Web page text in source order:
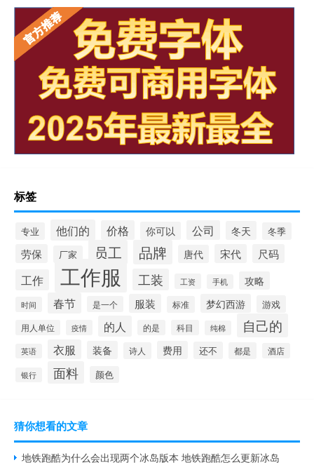
标签
专业 他们的 价格 你可以 公司 冬天 冬季
劳保 厂家 员工 品牌 唐代 宋代 尺码
工作 工作服 工装 工资 手机 攻略
时间 春节 是一个 服装 标准 梦幻西游 游戏
用人单位 疫情 的人 的是 科目 纯棉 自己的
英语 衣服 装备 诗人 费用 还不 都是 酒店
银行 面料 颜色
猜你想看的文章
地铁跑酷为什么会出现两个冰岛版本 地铁跑酷怎么更新冰岛